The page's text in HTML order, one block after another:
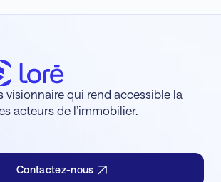
visionnaire qui rend accessible la
acteurs de l’immobilier.
Contactez-nous